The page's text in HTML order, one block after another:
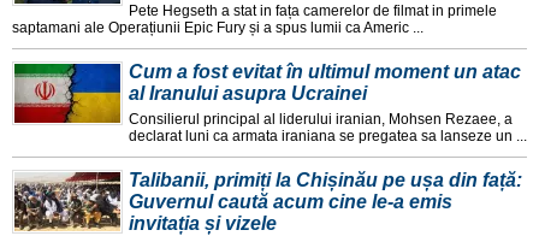
Pete Hegseth a stat in fața camerelor de filmat in primele
saptamani ale Operațiunii Epic Fury și a spus lumii ca Americ ...
Cum a fost evitat în ultimul moment un atac
al Iranului asupra Ucrainei
Consilierul principal al liderului iranian, Mohsen Rezaee, a
declarat luni ca armata iraniana se pregatea sa lanseze un ...
Talibanii, primiți la Chișinău pe ușa din față:
Guvernul caută acum cine le-a emis
invitația și vizele